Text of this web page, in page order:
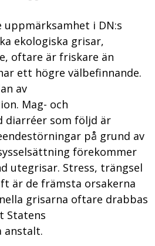
uppmärksamhet i DN:s
ekologiska grisar,
oftare är friskare än
ett högre välbefinnande.
av
Mag- och
diarréer som följd är
på grund av
förekommer
utegrisar. Stress, trängsel
är de främsta orsakerna
grisarna oftare drabbas
Statens
anstalt.